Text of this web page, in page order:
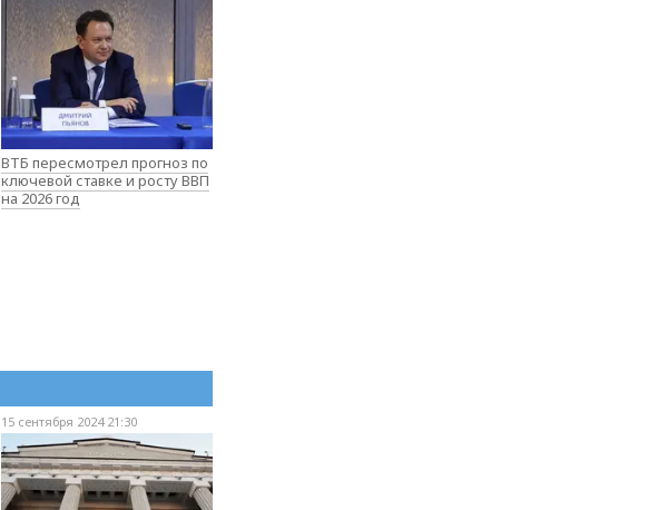
ВТБ пересмотрел прогноз по
ключевой ставке и росту ВВП
на 2026 год
15 сентября 2024 21:30